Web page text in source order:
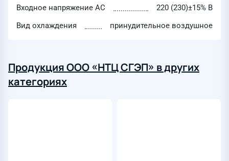
Входное напряжение AC
220 (230)±15% В
Вид охлаждения
принудительное воздушное
Продукция ООО «НТЦ СГЭП» в других
категориях